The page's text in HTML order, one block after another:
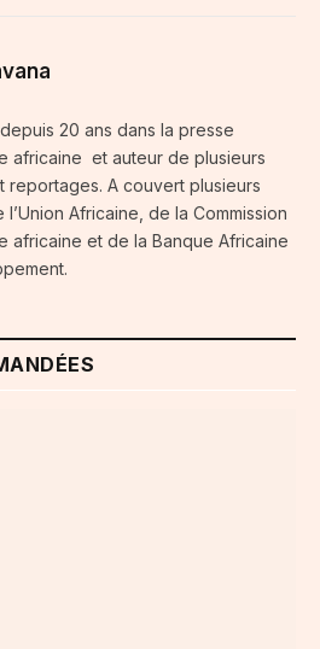
20 ans dans la presse
africaine et auteur de plusieurs
reportages. A couvert plusieurs
l’Union Africaine, de la Commission
africaine et de la Banque Africaine